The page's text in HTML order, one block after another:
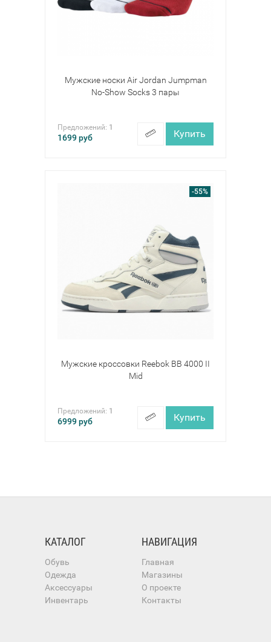
Мужские носки Air Jordan Jumpman
No-Show Socks 3 пары
Предложений: 1
1699руб Купить
-55%
Мужские кроссовки Reebok BB 4000 II
Mid
Предложений: 1
6999руб Купить
КАТАЛОГ
Обувь
Одежда
Аксессуары
Инвентарь
НАВИГАЦИЯ
Главная
Магазины
О проекте
Контакты